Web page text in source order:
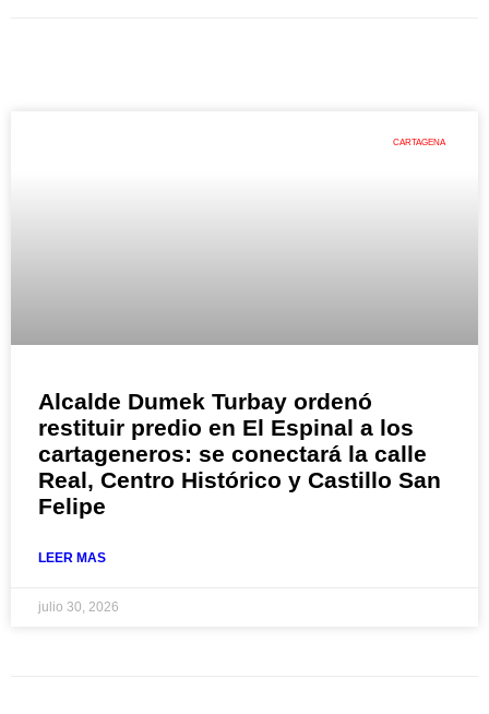
CARTAGENA
Alcalde Dumek Turbay ordenó
restituir predio en El Espinal a los
cartageneros: se conectará la calle
Real, Centro Histórico y Castillo San
Felipe
LEER MAS
julio 30, 2026